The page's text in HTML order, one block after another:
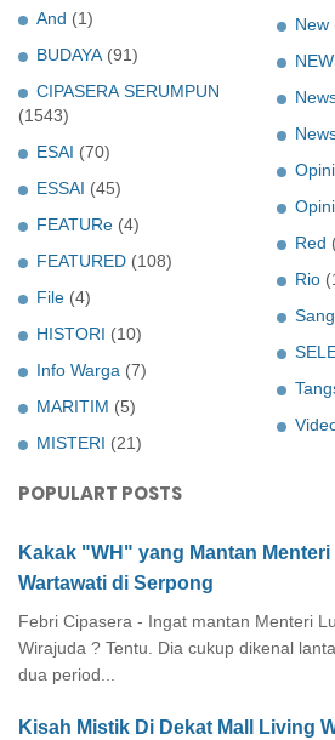
And (1)
BUDAYA (91)
CIPASERA SERUMPUN
(1543)
ESAI (70)
ESSAI (45)
FEATURe (4)
FEATURED (108)
File (4)
HISTORI (10)
Info Warga (7)
MARITIM (5)
MISTERI (21)
New
Opini
Red
Rio
POPULART POSTS
Kakak "WH" yang Mantan
Wartawati di Serpong
Febri Cipasera - Ingat mantan Menteri
Wirajuda ? Tentu. Dia cukup dikenal
dua period...
Kisah Mistik Di Dekat Mall Living